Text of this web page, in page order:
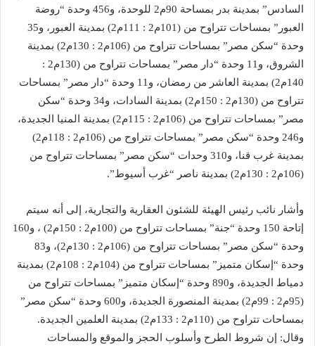
السادس” بمدينة بدر بمساحة 90م2 للوحدة، و456 وحدة “روضة
العبور” بمساحات تتراوح من (101م2 : 111م2) بمدينة العبور، و35
وحدة “سكن مصر” بمساحات تتراوح من (106م2 : 130م2) بمدينة
الشروق، و11 وحدة “دار مصر” بمساحات تتراوح من (130م2 :
140م2) بمدينة العاشر من رمضان، و11 وحدة “دار مصر” بمساحات
تتراوح من (130م2 : 150م2) بمدينة السادات، و34 وحدة “سكن
مصر” بمساحات تتراوح من (106م2 : 115م2) بمدينة المنيا الجديدة،
و246 وحدة “سكن مصر” بمساحات تتراوح من (106م2 : 118م2)
بمدينة غرب قنا، و310 وحدات “سكن مصر” بمساحات تتراوح من
(106م2 : 130م2) بمدينة ناصر “غرب أسيوط”.
وأشار نائب رئيس الهيئة للشئون العقارية والتجارية، إلى أنه سيتم
إتاحة 150 وحدة “جنة” بمساحات تتراوح من (100م2 : 150م2) ، و160
وحدة “سكن مصر” بمساحات تتراوح من (106م2 : 130م2)، و83
وحدة “إسكان متميز” بمساحات تتراوح من (104م2 : 108م2) بمدينة
دمياط الجديدة، و890 وحدة “إسكان متميز” بمساحات تتراوح من
(95م2 : 99م2) بمدينة المنصورة الجديدة، و600 وحدة “سكن مصر”
بمساحات تتراوح من (110م2 : 133م2) بمدينة العلمين الجديدة.
وقال: إن شروط الطرح وأسلوب الحجز والموقع والمساحات